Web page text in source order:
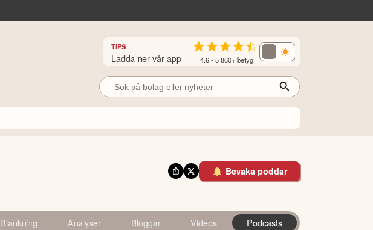
TIPS
Ladda ner vår app 4.6 • 5 860+ betyg
Bevaka poddar
Blankning Analyser Bloggar Videos Podcasts